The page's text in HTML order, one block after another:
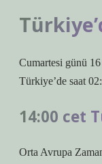
Cumartesi günü
Türkiye’de saat
14:00 cet
Orta Avrupa